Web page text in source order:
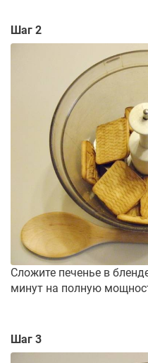
Шаг 2
Сложите печенье в
минут на полную
Шаг 3